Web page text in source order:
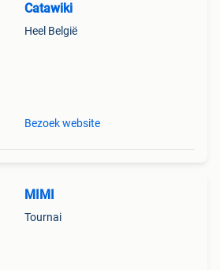
Catawiki
Heel België
Bezoek website
MIMI
Tournai